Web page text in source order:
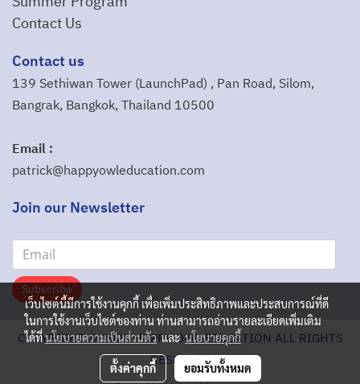
Contact Us
Contact us
139 Sethiwan Tower (LaunchPad) , Pan Road, Silom,
Bangrak, Bangkok, Thailand 10500
Email :
patrick@happyowleducation.com
Join our Newsletter
Subscribe
COPYRIGHT ©️ 2022 HAPPY OWL EDUCATION ALL RIGHTS
RESERVED
เว็บไซต์นี้มีการใช้งานคุกกี้ เพื่อเพิ่มประสิทธิภาพและประสบการณ์ที่ดี
ในการใช้งานเว็บไซต์ของท่าน ท่านสามารถอ่านรายละเอียดเพิ่มเติม
ได้ที่นโยบายความเป็นส่วนตัวและนโยบายคุกกี้
ตั้งค่าคุกกี้ ยอมรับทั้งหมด